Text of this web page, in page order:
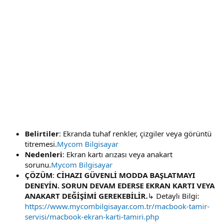
Belirtiler: Ekranda tuhaf renkler, çizgiler veya görüntü
titremesi.Mycom Bilgisayar
Nedenleri: Ekran kartı arızası veya anakart
sorunu.Mycom Bilgisayar
ÇÖZÜM: CİHAZI GÜVENLİ MODDA BAŞLATMAYI
DENEYİN. SORUN DEVAM EDERSE EKRAN KARTI VEYA
ANAKART DEĞİŞİMİ GEREKEBİLİR.↳ Detaylı Bilgi:
https://www.mycombilgisayar.com.tr/macbook-tamir-
servisi/macbook-ekran-karti-tamiri.php